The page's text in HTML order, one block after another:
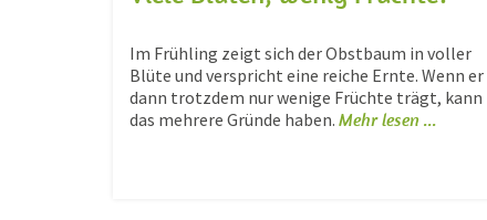
Im Frühling zeigt sich der Obstbaum in voller
Blüte und verspricht eine reiche Ernte. Wenn er
dann trotzdem nur wenige Früchte trägt, kann
das mehrere Gründe haben. Mehr lesen ...